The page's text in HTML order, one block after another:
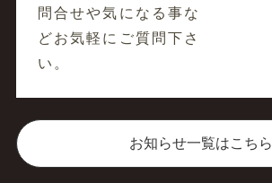
問合せや気になる事な
どお気軽にご質問下さ
い。
お知らせ一覧はこちら